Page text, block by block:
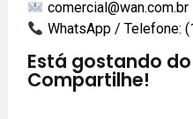
comercial@wan.com.br
WhatsApp / Telefone:
Está gostando
Compartilhe!